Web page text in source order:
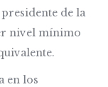
de la
nivel mínimo
en los